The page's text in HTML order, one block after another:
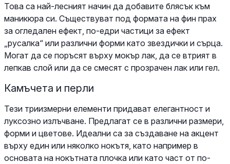
Това са най-лесният начин да добавите блясък към
маникюра си. Съществуват под формата на фин прах
за огледален ефект, по-едри частици за ефект
„русалка“ или различни форми като звездички и сърца.
Могат да се поръсят върху мокър лак, да се втрият в
лепкав слой или да се смесят с прозрачен лак или гел.
Камъчета и перли
Тези триизмерни елементи придават елегантност и
луксозно излъчване. Предлагат се в различни размери,
форми и цветове. Идеални са за създаване на акцент
върху един или няколко нокътя, като например в
основата на нокътната плочка или като част от по-